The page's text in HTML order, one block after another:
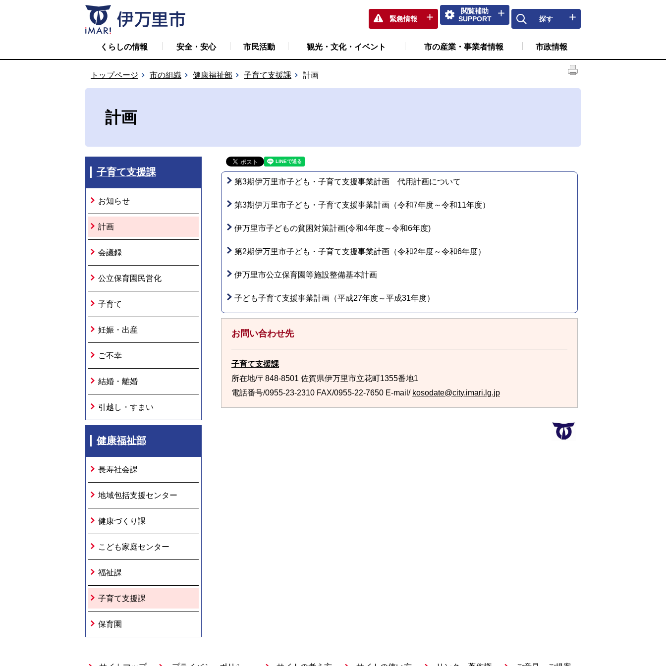
緊急情報
閲覧補助
SUPPORT
探す
くらしの情報 安全・安心 市民活動 観光・文化・イベント 市の産業・事業者情報 市政情報
トップページ 市の組織 健康福祉部 子育て支援課 計画
計画
子育て支援課
お知らせ
計画
会議録
公立保育園民営化
子育て
妊娠・出産
ご不幸
結婚・離婚
引越し・すまい
健康福祉部
長寿社会課
地域包括支援センター
健康づくり課
こども家庭センター
福祉課
子育て支援課
保育園
第3期伊万里市子ども・子育て支援事業計画 代用計画について
第3期伊万里市子ども・子育て支援事業計画（令和7年度～令和11年度）
伊万里市子どもの貧困対策計画(令和4年度～令和6年度)
第2期伊万里市子ども・子育て支援事業計画（令和2年度～令和6年度）
伊万里市公立保育園等施設整備基本計画
子ども子育て支援事業計画（平成27年度～平成31年度）
お問い合わせ先
子育て支援課
所在地/〒848-8501 佐賀県伊万里市立花町1355番地1
電話番号/0955-23-2310 FAX/0955-22-7650 E-mail/ kosodate@city.imari.lg.jp